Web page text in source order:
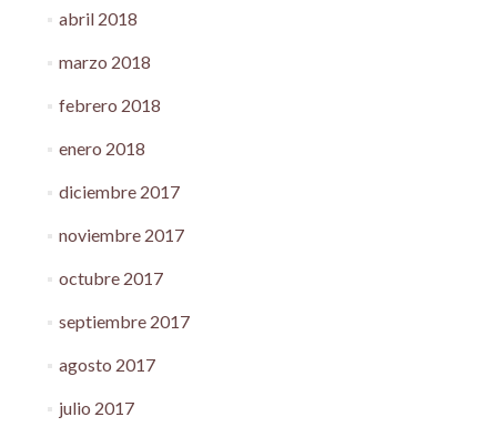
abril 2018
marzo 2018
febrero 2018
enero 2018
diciembre 2017
noviembre 2017
octubre 2017
septiembre 2017
agosto 2017
julio 2017